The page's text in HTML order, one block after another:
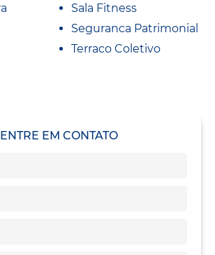
Sala Fitness
Seguranca Patrimonial
Terraco Coletivo
ENTRE EM CONTATO